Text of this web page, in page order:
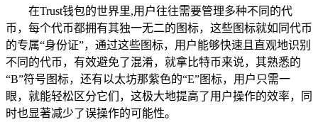
在Trust钱包的世界里,用户往往需要管理多种不同的代
币，每个代币都拥有其独一无二的图标，这些图标就如同代币
的专属“身份证”，通过这些图标，用户能够快速且直观地识别
不同的代币，有效避免了混淆，就拿比特币来说，其熟悉的
“B”符号图标，还有以太坊那紫色的“E”图标，用户只需一
眼，就能轻松区分它们，这极大地提高了用户操作的效率，同
时也显著减少了误操作的可能性。